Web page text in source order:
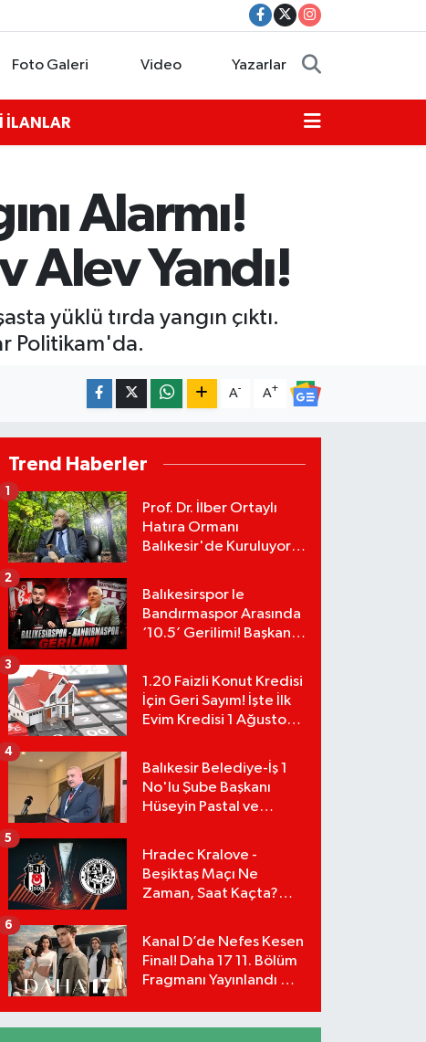
Foto Galeri Video Yazarlar
İLANLAR
Alarmı!
Alev Yandı!
yüklü tırda yangın çıktı.
Politikam'da.
A- A+
Trend Haberler
Prof. Dr. İlber Ortaylı
Hatıra Ormanı
Balıkesir'de Kuruluyor!
1
Balıkesirspor le
Bandırmaspor Arasında
‘10.5’ Gerilimi! Başkan
Tepki!
2
1.20 Faizli Konut Kredisi
İçin Geri Sayım! İşte İlk
Evim Kredisi 1 Ağustos
Hesaplama Tablosu:
3
Balıkesir Belediye-İş 1
No'lu Şube Başkanı
Hüseyin Pastal ve
4
Hradec Kralove -
Beşiktaş Maçı Ne
Zaman, Saat Kaçta?
Detayları!
5
Kanal D’de Nefes Kesen
Final! Daha 17 11. Bölüm
Fragmanı Yayınlandı Mı?
6